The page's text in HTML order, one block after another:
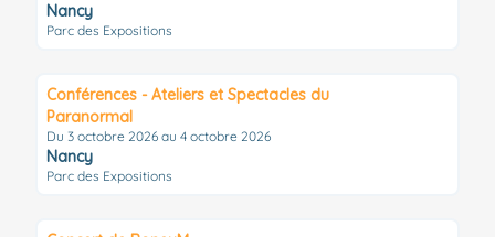
Nancy
Parc des Expositions
Conférences - Ateliers et Spectacles du
Paranormal
Du 3 octobre 2026 au 4 octobre 2026
Nancy
Parc des Expositions